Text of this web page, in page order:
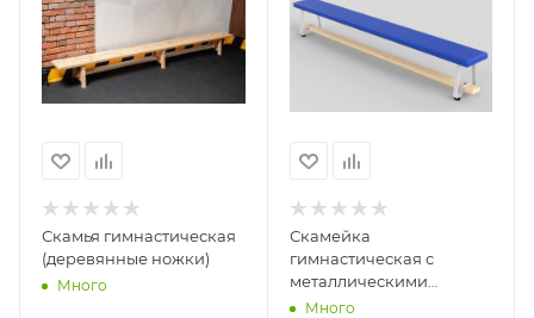
Скамья гимнастическая
(деревянные ножки)
Много
Скамейка
гимнастическая с
металлическими
ножками полумягкая
Много